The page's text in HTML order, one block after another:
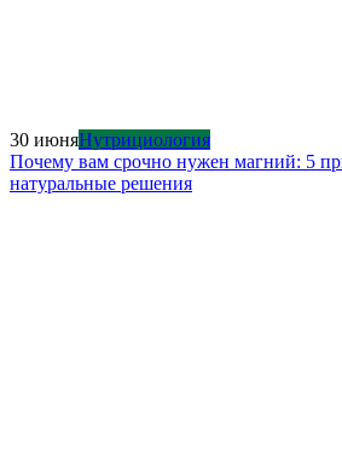
30 июняНутрициология
Почему вам срочно нужен магний: 5
натуральные решения